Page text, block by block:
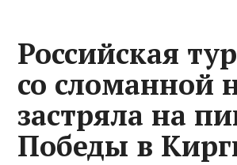
Российская
со сломанной
застряла на
Победы в